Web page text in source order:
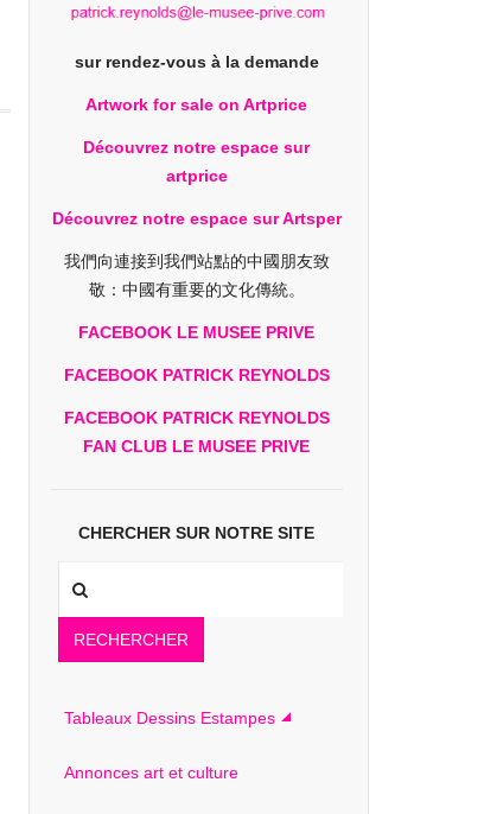
sur rendez-vous à la demande
Artwork for sale on Artprice
Découvrez notre espace sur
artprice
Découvrez notre espace sur Artsper
我們向連接到我們站點的中國朋友致
敬：中國有重要的文化傳統。
FACEBOOK LE MUSEE PRIVE
FACEBOOK PATRICK REYNOLDS
FACEBOOK PATRICK REYNOLDS
FAN CLUB LE MUSEE PRIVE
CHERCHER SUR NOTRE SITE
RECHERCHER
Tableaux Dessins Estampes
Annonces art et culture